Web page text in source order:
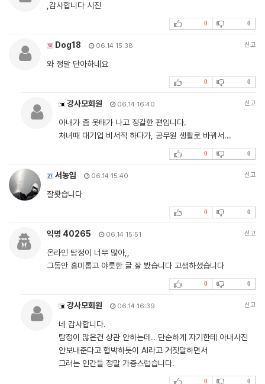
,감사합니다 시진
0 0
Dog18 06.14 15:38 신고
와 정말 단아하네요
0 0
강사모회원 06.14 16:40 신고
아내가 좀 옷태가 나고 정갈한 편입니다.
처녀때 대기업 비서직 하다가, 공무원 생활로 바꿔서...
0 0
서농임 06.14 15:40 신고
잘뢋습니다
0 0
익명 40265 06.14 15:51 신고
온라인 탐정이 너무 많아,,
그동안 흥미롭고 야릇한 글 잘 봤습니다 고생하셨습니다
0 0
강사모회원 06.14 16:39 신고
네 감사합니다.
탐정이 많은건 상관 안하는데.. 단순하게 자기한테 아내사진
안보내준다고 협박하듯이 AI라고 거짓말하면서
그러는 인간들 정말 가증스럽습니다.
0 0